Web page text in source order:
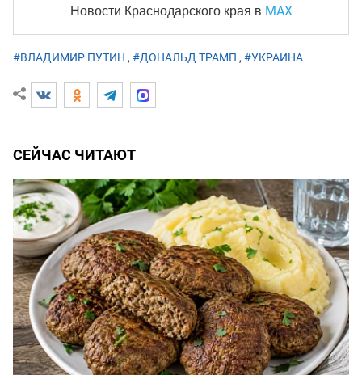
Новости Краснодарского края в MAX
#ВЛАДИМИР ПУТИН , #ДОНАЛЬД ТРАМП , #УКРАИНА
СЕЙЧАС ЧИТАЮТ